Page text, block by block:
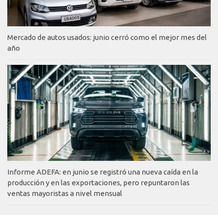
Mercado de autos usados: junio cerró como el mejor mes del
año
Informe ADEFA: en junio se registró una nueva caída en la
producción y en las exportaciones, pero repuntaron las
ventas mayoristas a nivel mensual